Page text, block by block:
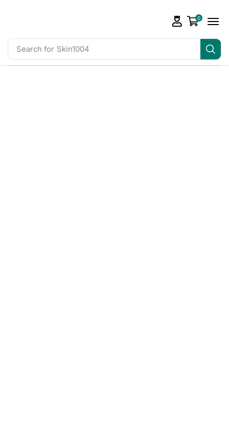
Search for Skin1004
0